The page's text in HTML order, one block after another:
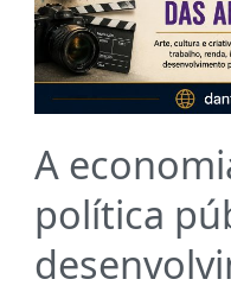
A
política